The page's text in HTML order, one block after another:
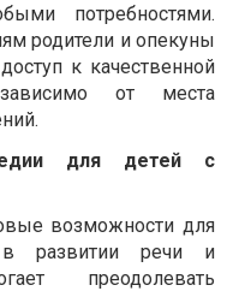
потребностями.
родители и опекуны
к качественной
от места
для детей с
возможности для
развитии речи и
преодолевать